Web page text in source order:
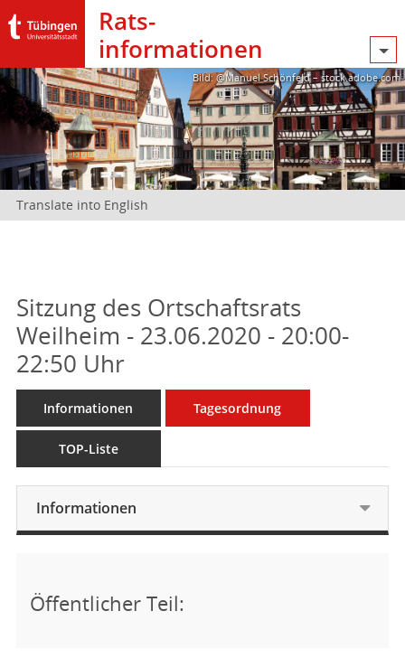
Rats­
informationen
Bild: @Manuel Schönfeld – stock.adobe.com
Translate into English
Sitzung des Ortschaftsrats
Weilheim - 23.06.2020 - 20:00-
22:50 Uhr
Informationen Tagesordnung
TOP-Liste
Informationen
Öffentlicher Teil: